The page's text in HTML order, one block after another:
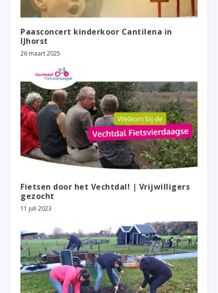
Paasconcert kinderkoor Cantilena in
IJhorst
26 maart 2025
Fietsen door het Vechtdal! | Vrijwilligers
gezocht
11 juli 2023